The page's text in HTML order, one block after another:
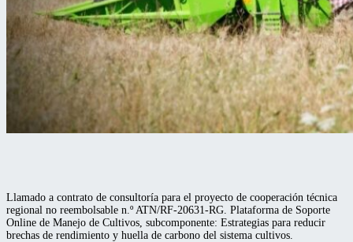
Llamado a contrato de consultoría para el proyecto de cooperación técnica
regional no reembolsable n.º ATN/RF-20631-RG. Plataforma de Soporte
Online de Manejo de Cultivos, subcomponente: Estrategias para reducir
brechas de rendimiento y huella de carbono del sistema cultivos.